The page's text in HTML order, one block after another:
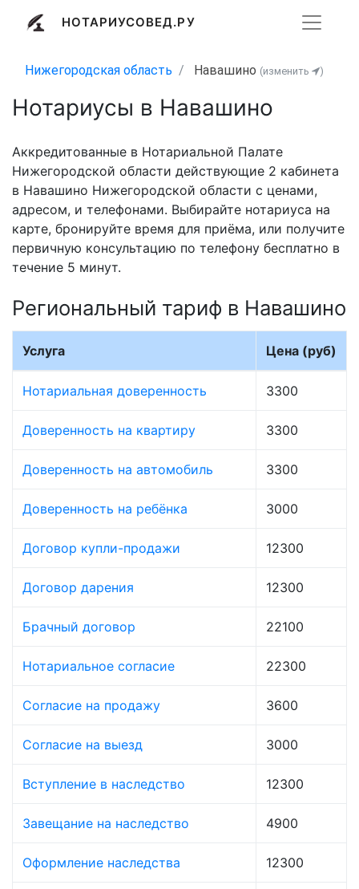
НОТАРИУСОВЕД.РУ
Нижегородская область Навашино (изменить )
Нотариусы в Навашино
Аккредитованные в Нотариальной Палате
Нижегородской области действующие 2 кабинета
в Навашино Нижегородской области с ценами,
адресом, и телефонами. Выбирайте нотариуса на
карте, бронируйте время для приёма, или получите
первичную консультацию по телефону бесплатно в
течение 5 минут.
Региональный тариф в Навашино
Услуга Цена (руб)
Нотариальная доверенность 3300
Доверенность на квартиру 3300
Доверенность на автомобиль 3300
Доверенность на ребёнка 3000
Договор купли-продажи 12300
Договор дарения 12300
Брачный договор 22100
Нотариальное согласие 22300
Согласие на продажу 3600
Согласие на выезд 3000
Вступление в наследство 12300
Завещание на наследство 4900
Оформление наследства 12300